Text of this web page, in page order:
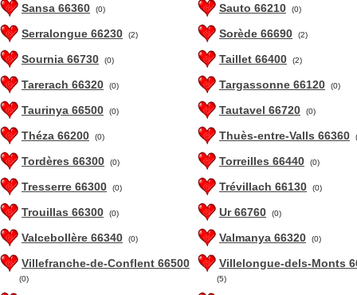
Sansa 66360 (0)
Serralongue 66230 (2)
Sournia 66730 (0)
Tarerach 66320 (0)
Taurinya 66500 (0)
Théza 66200 (0)
Tordères 66300 (0)
Tresserre 66300 (0)
Trouillas 66300 (0)
Valcebollère 66340 (0)
Villefranche-de-Conflent 66500
(0)
Sauto 66210 (0)
Sorède 66690 (2)
Taillet 66400 (2)
Targassonne 66120 (0)
Tautavel 66720 (0)
Thuès-entre-Valls 66360
Torreilles 66440 (0)
Trévillach 66130 (0)
Ur 66760 (0)
Valmanya 66320 (0)
Villelongue-dels-Monts
(5)